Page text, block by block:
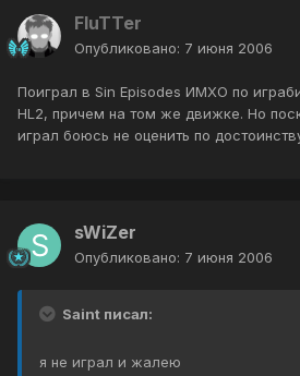
FluTTer
Опубликовано: 7 июня 2006
Поиграл в Sin Episodes ИМХО по
HL2, причем на том же движке. Но
играл боюсь не оценить по
sWiZer
Опубликовано: 7 июня 2006
Saint писал:
я не играл и жалею